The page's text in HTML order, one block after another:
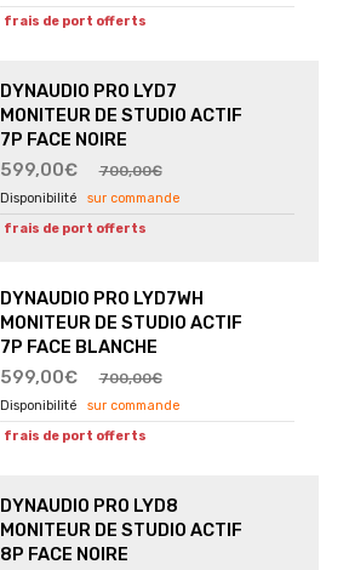
frais de port offerts
DYNAUDIO PRO LYD7
MONITEUR DE STUDIO ACTIF
7P FACE NOIRE
599,00€
700,00€
sur commande
frais de port offerts
DYNAUDIO PRO LYD7WH
MONITEUR DE STUDIO ACTIF
7P FACE BLANCHE
599,00€
700,00€
sur commande
frais de port offerts
DYNAUDIO PRO LYD8
MONITEUR DE STUDIO ACTIF
8P FACE NOIRE